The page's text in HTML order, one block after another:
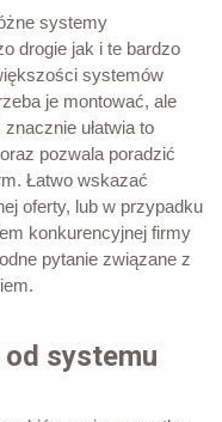
systemy
drogie jak i te bardzo
systemów
je montować, ale
ułatwia to
pozwala poradzić
Łatwo wskazać
oferty, lub w przypadku
konkurencyjnej firmy
pytanie związane z
systemu